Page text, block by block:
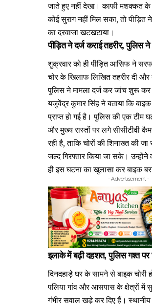
जाते हुए नहीं देखा। काफी मशक्कत के
कोई सुराग नहीं मिल सका, तो
का दरवाजा खटखटाया।
पीड़ित ने दर्ज कराई तहरीर, पुलिस
शुक्रवार को ही पीड़ित आसिफ ने
चोर के खिलाफ लिखित तहरीर दी और
पुलिस ने मामला दर्ज कर जांच शुरू कर
यजुवेंद्र कुमार सिंह ने बताया कि बाइक
प्राप्त हो गई है। पुलिस की एक
और मुख्य रास्तों पर लगे सीसीटीवी
रही है, ताकि चोरों की शिनाख्त की
जल्द गिरफ्तार किया जा सके। उन्होंने
ही इस घटना का खुलासा कर बाइक
- Advertisement -
इलाके में बढ़ी दहशत, पुलिस गश्त
दिनदहाड़े घर के सामने से बाइक चोरी
पलिया गांव और आसपास के क्षेत्रों में
गंभीर सवाल खड़े कर दिए हैं। स्थानीय